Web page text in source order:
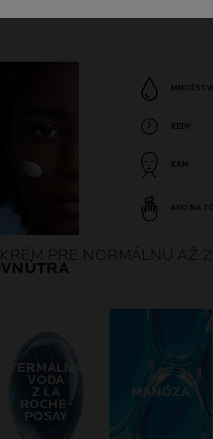
KEDY
KAM
AKO NA
PRE NORMÁLNU AŽ
TERMÁLNA
VODA
Z LA
ROCHE-
POSAY
MANÓZA